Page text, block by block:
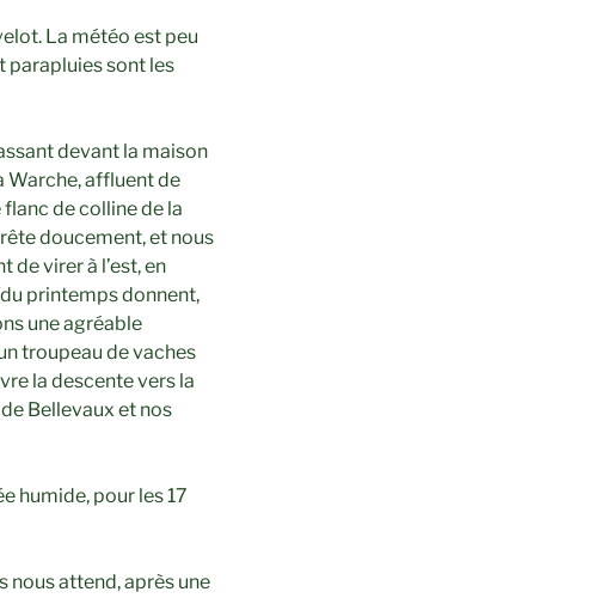
La météo est peu
parapluies sont les
devant la maison
Warche, affluent de
de colline de la
doucement, et nous
virer à l’est, en
printemps donnent,
une agréable
troupeau de vaches
la descente vers la
Bellevaux et nos
humide, pour les 17
nous attend, après une